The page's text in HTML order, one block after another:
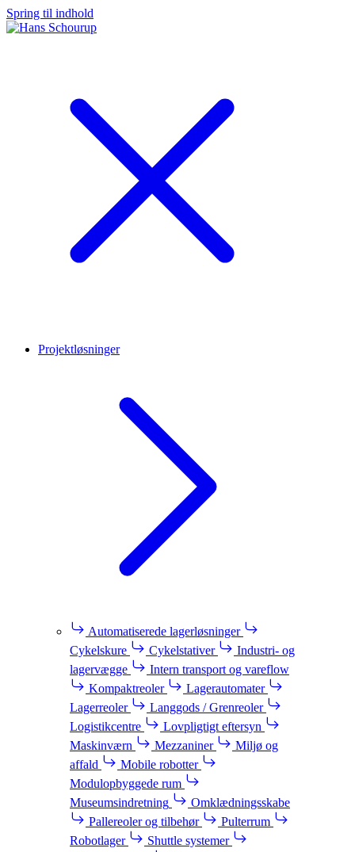
Spring til indhold
Projektløsninger
Automatiserede lagerløsninger
Cykelskure
Cykelstativer
Industri- og
lagervægge
Intern transport og vareflow
Kompaktreoler
Lagerautomater
Lagerreoler
Langgods / Grenreoler
Logistikcentre
Lovpligtigt eftersyn
Maskinværn
Mezzaniner
Miljø og
affald
Mobile robotter
Modulopbyggede rum
Museumsindretning
Omklædningsskabe
Pallereoler og tilbehør
Pulterrum
Robotlager
Shuttle systemer